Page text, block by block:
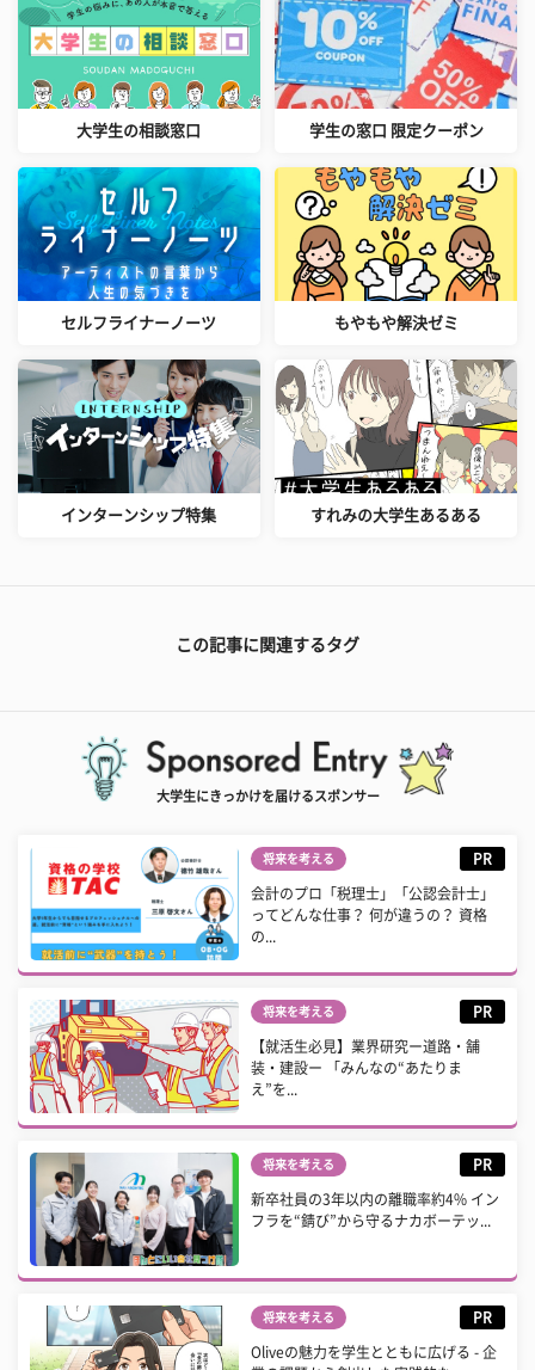
大学生の相談窓口 学生の窓口 限定クーポン
セルフライナーノーツ もやもや解決ゼミ
インターンシップ特集 すれみの大学生あるある
この記事に関連するタグ
大学生にきっかけを届けるスポンサー
将来を考える PR
会計のプロ「税理士」「公認会計士」
ってどんな仕事？ 何が違うの？ 資格
の...
将来を考える PR
【就活生必見】業界研究ー道路・舗
装・建設ー 「みんなの“あたりま
え”を...
将来を考える PR
新卒社員の3年以内の離職率約4% イン
フラを“錆び”から守るナカボーテッ...
将来を考える PR
Oliveの魅力を学生とともに広げる - 企